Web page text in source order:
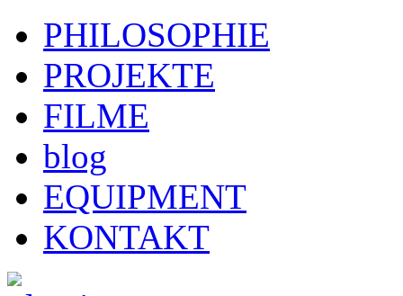
PHILOSOPHIE
PROJEKTE
FILME
blog
EQUIPMENT
KONTAKT